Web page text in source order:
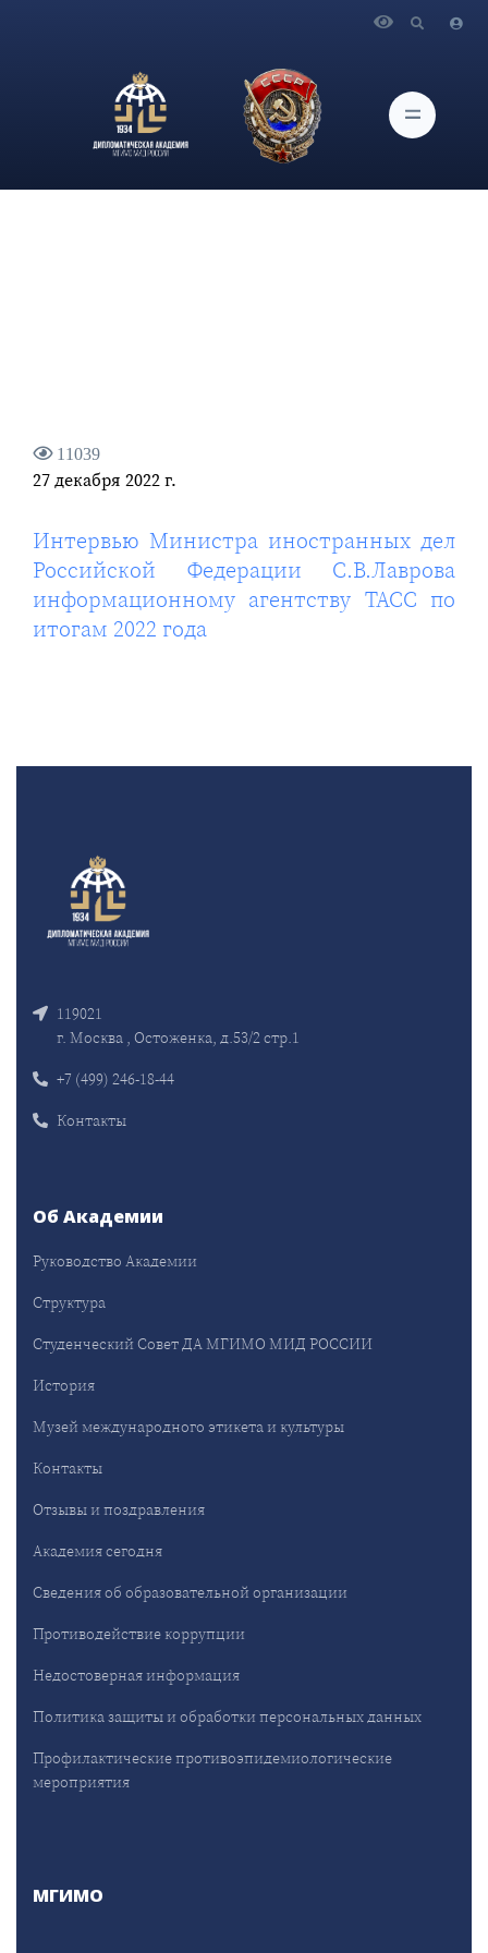
Федерации С.В.Лаврова информационному агентству ТАСС
по итогам 2022 года
11039
27 декабря 2022 г.
Интервью Министра иностранных дел
Российской Федерации С.В.Лаврова
информационному агентству ТАСС по
итогам 2022 года
119021
г. Москва , Остоженка, д.53/2 стр.1
+7 (499) 246-18-44
Контакты
Об Академии
Руководство Академии
Структура
Студенческий Совет ДА МГИМО МИД РОССИИ
История
Музей международного этикета и культуры
Контакты
Отзывы и поздравления
Академия сегодня
Сведения об образовательной организации
Противодействие коррупции
Недостоверная информация
Политика защиты и обработки персональных данных
Профилактические противоэпидемиологические
мероприятия
МГИМО